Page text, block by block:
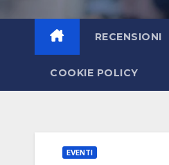
RECENSIONI
COOKIE POLICY
EVENTI